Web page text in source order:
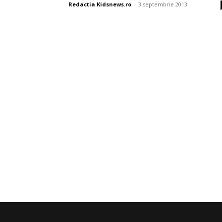
Redactia Kidsnews.ro - 3 septembrie 2013